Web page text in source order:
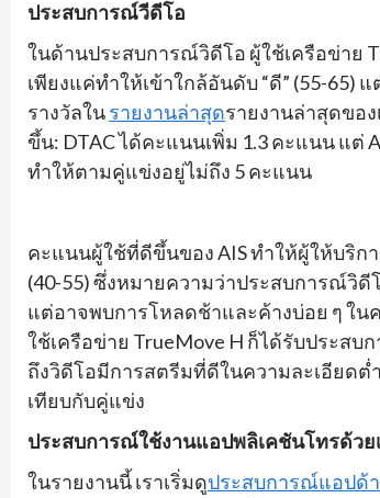
ประสบการณ์วีดีโอ
ในด้านประสบการณ์วิดีโอ ผู้ใช้เครือข่าย
เพียงแค่ทำให้เข้าใกล้อันดับ “ดี” (55-65)
รางวัลในรายงานล่าสุดรายงานล่าสุดขอ
ขึ้น: DTAC ได้คะแนนเพิ่ม 1.3 คะแนน แ
ทำให้ตามคู่แข่งอยู่ไม่ถึง 5 คะแนน
คะแนนผู้ใช้ที่ดีขึ้นของ AIS ทำให้ผู้ให้บริ
(40-55) ซึ่งหมายความว่าประสบการณ์วิ
แต่อาจพบการโหลดช้าและค้างบ่อย ๆ ใ
ใช้เครือข่าย TrueMove H ก็ได้รับประส
ถึงวิดีโอมีการสตรีมที่ดีในความละเอียด
เทียบกับคู่แข่ง
ประสบการณ์ใช้งานแอปพลิเคชันโทรด้วย
ในรายงานนี้ เราเริ่มดูประสบการณ์แอปด้า